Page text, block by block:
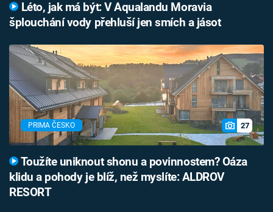
Léto, jak má být: V Aqualandu Moravia
šplouchání vody přehluší jen smích a jásot
PRIMA ČESKO 27
Toužíte uniknout shonu a povinnostem? Oáza
klidu a pohody je blíž, než myslíte: ALDROV
RESORT